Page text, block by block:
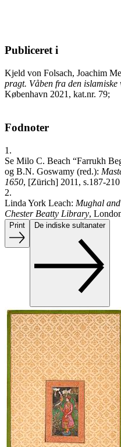
Publiceret i
Kjeld von Folsach, Joachim
pragt. Våben fra den islamiske
København 2021, kat.nr. 79;
Fodnoter
1.
Se Milo C. Beach “Farrukh
og B.N. Goswamy (red.):
1650, [Zürich] 2011, s.187-210
2.
Linda York Leach: Mughal
Chester Beatty Library,
Print De indiske sultanater